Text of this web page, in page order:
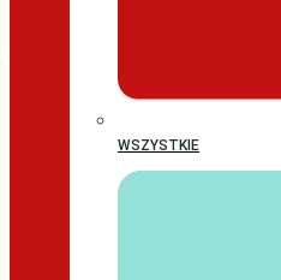
WSZYSTKIE